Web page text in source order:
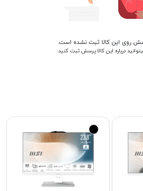
روی این کالا ثبت نشده است.
درباره این کالا پرسش ثبت کنید.